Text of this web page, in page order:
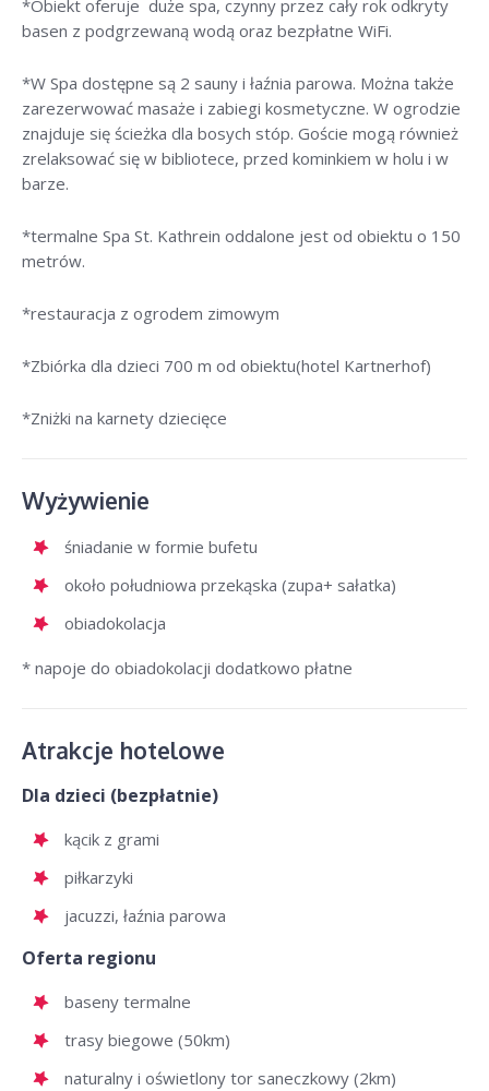
*Obiekt oferuje duże spa, czynny przez cały rok odkryty
basen z podgrzewaną wodą oraz bezpłatne WiFi.
*W Spa dostępne są 2 sauny i łaźnia parowa. Można także
zarezerwować masaże i zabiegi kosmetyczne. W ogrodzie
znajduje się ścieżka dla bosych stóp. Goście mogą również
zrelaksować się w bibliotece, przed kominkiem w holu i w
barze.
*termalne Spa St. Kathrein oddalone jest od obiektu o 150
metrów.
*restauracja z ogrodem zimowym
*Zbiórka dla dzieci 700 m od obiektu(hotel Kartnerhof)
*Zniżki na karnety dziecięce
Wyżywienie
śniadanie w formie bufetu
około południowa przekąska (zupa+ sałatka)
obiadokolacja
* napoje do obiadokolacji dodatkowo płatne
Atrakcje hotelowe
Dla dzieci (bezpłatnie)
kącik z grami
piłkarzyki
jacuzzi, łaźnia parowa
Oferta regionu
baseny termalne
trasy biegowe (50km)
naturalny i oświetlony tor saneczkowy (2km)